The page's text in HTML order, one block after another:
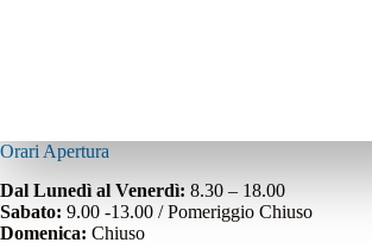
Orari Apertura
Dal Lunedì al Venerdì: 8.30 – 18.00
Sabato: 9.00 -13.00 / Pomeriggio Chiuso
Domenica: Chiuso